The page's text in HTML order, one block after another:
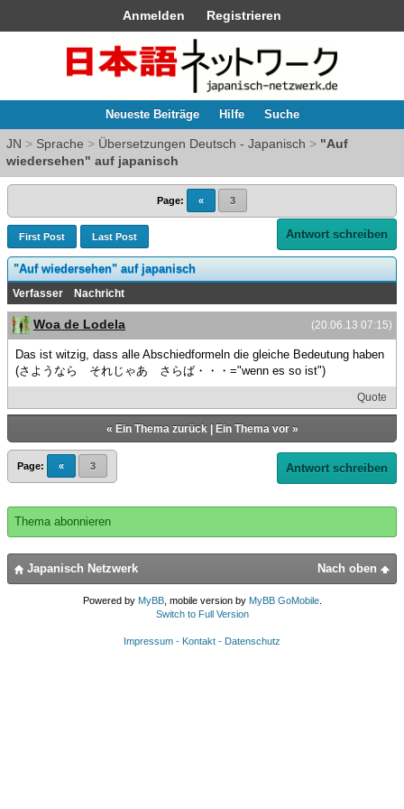
Anmelden Registrieren
Neueste Beiträge Hilfe Suche
JN > Sprache > Übersetzungen Deutsch - Japanisch > "Auf
wiedersehen" auf japanisch
Page: « 3
First Post Last Post Antwort schreiben
"Auf wiedersehen" auf japanisch
Verfasser Nachricht
(20.06.13 07:15)
Woa de Lodela
Das ist witzig, dass alle Abschiedformeln die gleiche Bedeutung haben
(さようなら それじゃあ さらば・・・="wenn es so ist")
Quote
« Ein Thema zurück| Ein Thema vor»
Page: « 3 Antwort schreiben
Thema abonnieren
Nach oben
Japanisch Netzwerk
Powered by MyBB, mobile version by MyBB GoMobile.
Switch to Full Version
Impressum - Kontakt - Datenschutz